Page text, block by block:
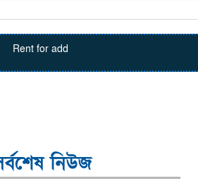
Rent for add
নিউজ